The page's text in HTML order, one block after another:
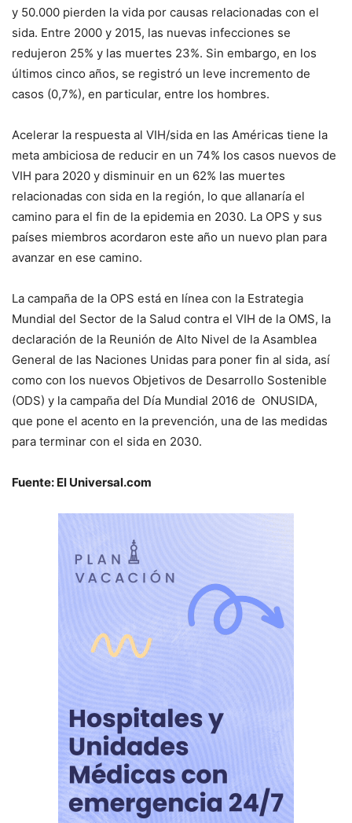
y 50.000 pierden la vida por causas relacionadas con el
sida. Entre 2000 y 2015, las nuevas infecciones se
redujeron 25% y las muertes 23%. Sin embargo, en los
últimos cinco años, se registró un leve incremento de
casos (0,7%), en particular, entre los hombres.
Acelerar la respuesta al VIH/sida en las Américas tiene la
meta ambiciosa de reducir en un 74% los casos nuevos de
VIH para 2020 y disminuir en un 62% las muertes
relacionadas con sida en la región, lo que allanaría el
camino para el fin de la epidemia en 2030. La OPS y sus
países miembros acordaron este año un nuevo plan para
avanzar en ese camino.
La campaña de la OPS está en línea con la Estrategia
Mundial del Sector de la Salud contra el VIH de la OMS, la
declaración de la Reunión de Alto Nivel de la Asamblea
General de las Naciones Unidas para poner fin al sida, así
como con los nuevos Objetivos de Desarrollo Sostenible
(ODS) y la campaña del Día Mundial 2016 de ONUSIDA,
que pone el acento en la prevención, una de las medidas
para terminar con el sida en 2030.
Fuente: El Universal.com